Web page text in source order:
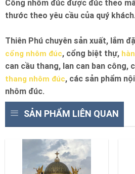
Công nhôm đúc được đúc theo
thước theo yêu cầu của quý khách.
Thiên Phú chuyên sản xuất, lắm
cổng nhôm đúc, cổng biệt thự,
can cầu thang, lan can ban công,
thang nhôm đúc, các sản phẩm
nhôm đúc.
SẢN PHẨM LIÊN QUAN